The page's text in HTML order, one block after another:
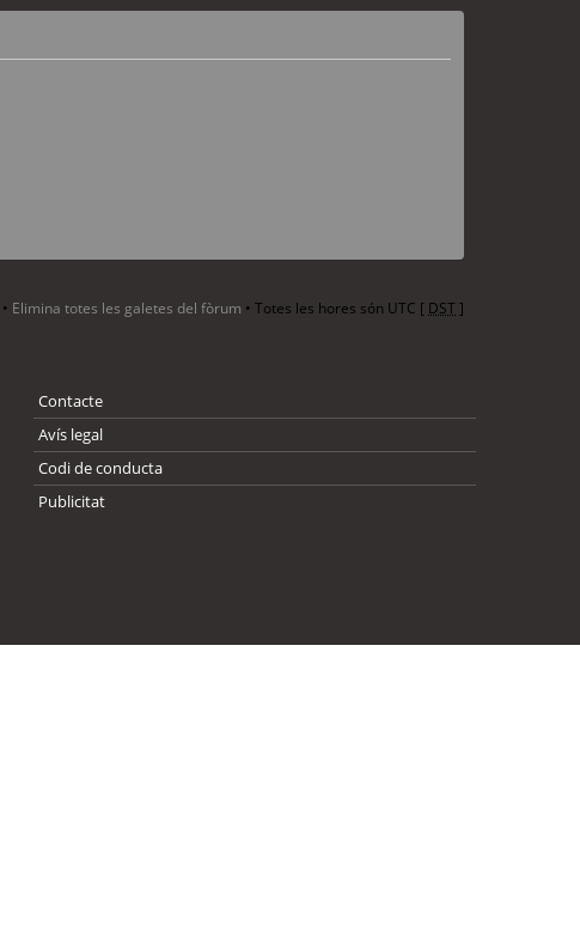
• Elimina totes les galetes del fòrum • Totes les hores són UTC [ DST]
Contacte
Avís legal
Codi de conducta
Publicitat